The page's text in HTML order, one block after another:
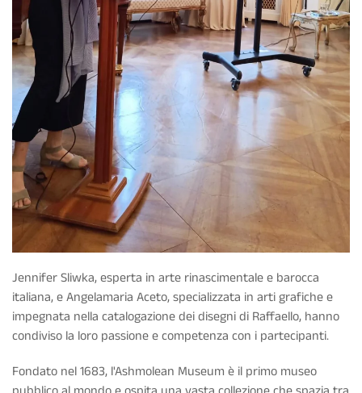
Jennifer Sliwka, esperta in arte rinascimentale e barocca
italiana, e Angelamaria Aceto, specializzata in arti grafiche e
impegnata nella catalogazione dei disegni di Raffaello, hanno
condiviso la loro passione e competenza con i partecipanti.
Fondato nel 1683, l'Ashmolean Museum è il primo museo